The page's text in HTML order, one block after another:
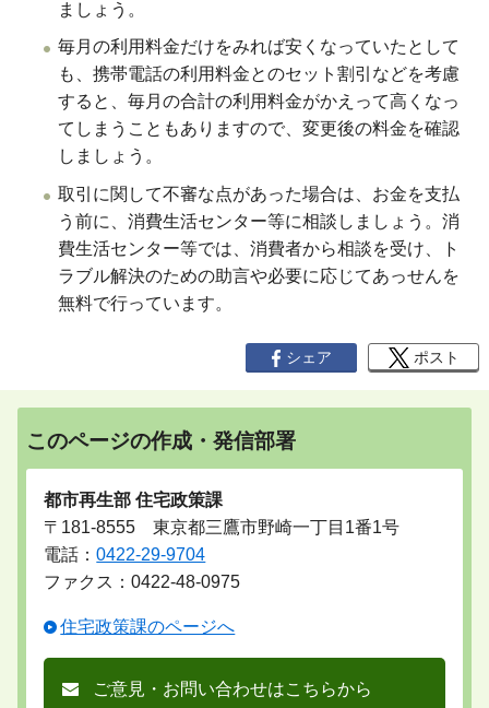
ましょう。
毎月の利用料金だけをみれば安くなっていたとして
も、携帯電話の利用料金とのセット割引などを考慮
すると、毎月の合計の利用料金がかえって高くなっ
てしまうこともありますので、変更後の料金を確認
しましょう。
取引に関して不審な点があった場合は、お金を支払
う前に、消費生活センター等に相談しましょう。消
費生活センター等では、消費者から相談を受け、ト
ラブル解決のための助言や必要に応じてあっせんを
無料で行っています。
シェア ポスト
このページの作成・発信部署
都市再生部 住宅政策課
〒181-8555 東京都三鷹市野崎一丁目1番1号
電話：0422-29-9704
ファクス：0422-48-0975
住宅政策課のページへ
ご意見・お問い合わせはこちらから